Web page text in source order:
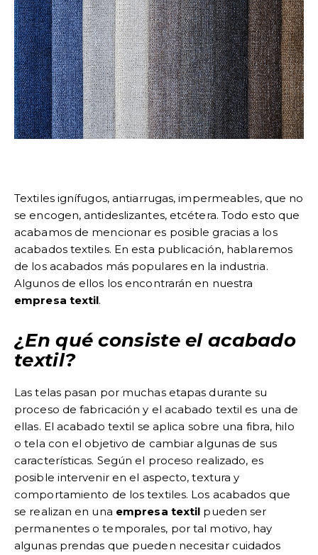
Textiles ignífugos, antiarrugas, impermeables, que no
se encogen, antideslizantes, etcétera. Todo esto que
acabamos de mencionar es posible gracias a los
acabados textiles. En esta publicación, hablaremos
de los acabados más populares en la industria.
Algunos de ellos los encontrarán en nuestra
empresa textil.
¿En qué consiste el acabado
textil?
Las telas pasan por muchas etapas durante su
proceso de fabricación y el acabado textil es una de
ellas. El acabado textil se aplica sobre una fibra, hilo
o tela con el objetivo de cambiar algunas de sus
características. Según el proceso realizado, es
posible intervenir en el aspecto, textura y
comportamiento de los textiles. Los acabados que
se realizan en una empresa textil pueden ser
permanentes o temporales, por tal motivo, hay
algunas prendas que pueden necesitar cuidados